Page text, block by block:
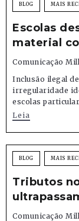
BLOG MAIS
Escolas
material
Comunicação
Inclusão ilegal
irregularidade
escolas
Leia
BLOG MAIS
Tributos
Comunicação